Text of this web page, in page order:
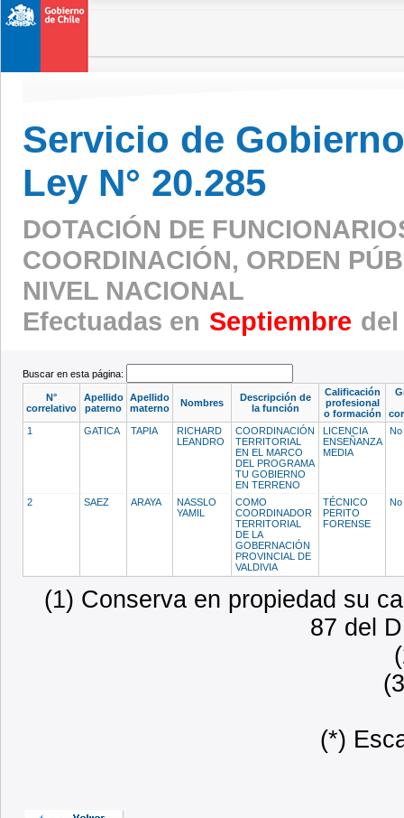
Servicio de
Ley N° 20.285
DOTACIÓN DE
COORDINACIÓN, ORDEN
NIVEL NACIONAL
Efectuadas en Septiembre del
Buscar en esta página:
N°
correlativo
Apellido
paterno
Apellido
materno
Nombres
Descripción de
la función
Calificación
profesional
o formación
1
GATICA TAPIA
RICHARD
LEANDRO
COORDINACIÓN
TERRITORIAL
EN EL MARCO
DEL PROGRAMA
TU GOBIERNO
EN TERRENO
LICENCIA
ENSEÑANZA
MEDIA
2 SAEZ ARAYA
NASSLO
YAMIL
COMO
COORDINADOR
TERRITORIAL
DE LA
GOBERNACIÓN
PROVINCIAL DE
VALDIVIA
TÉCNICO
PERITO
FORENSE
(1) Conserva en propiedad su
87 del
(*)